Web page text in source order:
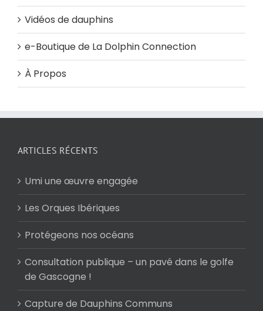
Vidéos de dauphins
e-Boutique de La Dolphin Connection
À Propos
ARTICLES RÉCENTS
Umi une œuvre engagée
Les Orques Ibériques
Protégeons nos océans
Consultation publique – un pavé dans le golfe
de Gascogne !
Capture de Dauphins Communs